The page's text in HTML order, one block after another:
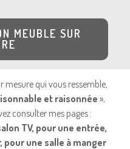
MEUBLE SUR
mesure qui vous ressemble,
et raisonnée»,
consulter mes pages :
TV, pour une entrée,
pour une salle à manger